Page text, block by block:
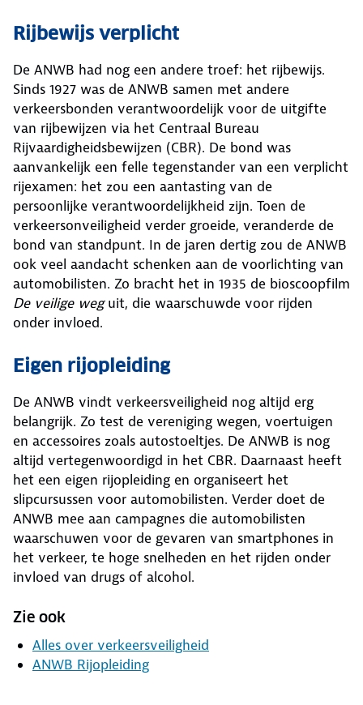
Rijbewijs verplicht
De ANWB had nog een andere troef: het rijbewijs.
Sinds 1927 was de ANWB samen met andere
verkeersbonden verantwoordelijk voor de uitgifte
van rijbewijzen via het Centraal Bureau
Rijvaardigheidsbewijzen (CBR). De bond was
aanvankelijk een felle tegenstander van een verplicht
rijexamen: het zou een aantasting van de
persoonlijke verantwoordelijkheid zijn. Toen de
verkeersonveiligheid verder groeide, veranderde de
bond van standpunt. In de jaren dertig zou de ANWB
ook veel aandacht schenken aan de voorlichting van
automobilisten. Zo bracht het in 1935 de bioscoopfilm
De veilige weguit, die waarschuwde voor rijden
onder invloed.
Eigen rijopleiding
De ANWB vindt verkeersveiligheid nog altijd erg
belangrijk. Zo test de vereniging wegen, voertuigen
en accessoires zoals autostoeltjes. De ANWB is nog
altijd vertegenwoordigd in het CBR. Daarnaast heeft
het een eigen rijopleiding en organiseert het
slipcursussen voor automobilisten. Verder doet de
ANWB mee aan campagnes die automobilisten
waarschuwen voor de gevaren van smartphones in
het verkeer, te hoge snelheden en het rijden onder
invloed van drugs of alcohol.
Zie ook
Alles over verkeersveiligheid
ANWB Rijopleiding